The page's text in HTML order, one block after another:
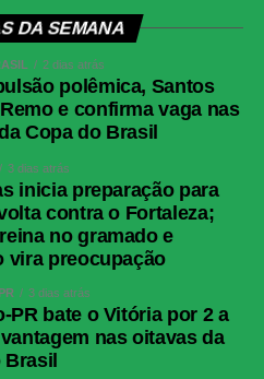
Cristian Garay (CHI)
Jose Retamal
Miguel Rocha (CHI)<br>VAR:
Carvajal (CHI)
Arthur; Marlon Freitas (Luis
Andreas Pereira (Lucas
Emiliano Martínez;
Arias (Felipe Anderson), Allan
Flaco López (Paulinho).
Abel Ferreira.
Silveira; Edwin Herrera,
Guerrero, Lucas Monzón
DA SEMANA
2 dias atrás
polêmica, Santos
e confirma vaga nas
Copa do Brasil
3 dias atrás
inicia preparação para
contra o Fortaleza;
no gramado e
vira preocupação
3 dias atrás
PR bate o Vitória por 2 a
nas oitavas da